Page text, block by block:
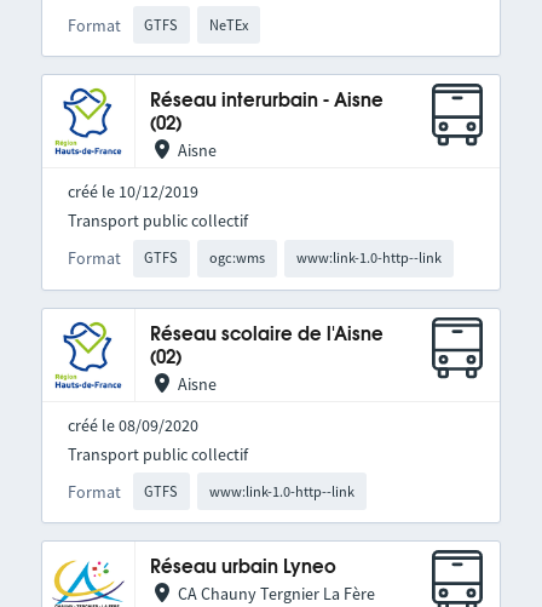
Format GTFS NeTEx
Réseau interurbain - Aisne
(02)
Aisne
créé le 10/12/2019
Format GTFS ogc:wms www:link-1.0-http--link
Transport public collectif
Réseau scolaire de l'Aisne
(02)
Aisne
créé le 08/09/2020
Format GTFS www:link-1.0-http--link
Transport public collectif
Réseau urbain Lyneo
CA Chauny Tergnier La Fère